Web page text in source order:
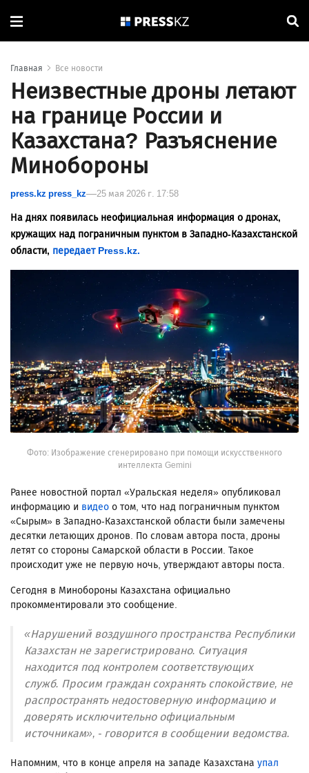
Главная Все новости
Неизвестные дроны летают
на границе России и
Казахстана? Разъяснение
Минобороны
press.kz press_kz 25 мая 2026 г. 17:58
На днях появилась неофициальная информация о дронах,
кружащих над пограничным пунктом в Западно-Казахстанской
области, передает Press.kz.
Фото: Изображение сгенерировано при помощи искусственного
интеллекта Gemini
Ранее новостной портал «Уральская неделя» опубликовал
информацию и видео о том, что над пограничным пунктом
«Сырым» в Западно-Казахстанской области были замечены
десятки летающих дронов. По словам автора поста, дроны
летят со стороны Самарской области в России. Такое
происходит уже не первую ночь, утверждают авторы поста.
Сегодня в Минобороны Казахстана официально
прокомментировали это сообщение.
«Нарушений воздушного пространства Республики
Казахстан не зарегистрировано. Ситуация
находится под контролем соответствующих
служб. Просим граждан сохранять спокойствие, не
распространять недостоверную информацию и
доверять исключительно официальным
источникам», - говорится в сообщении ведомства.
Напомним, что в конце апреля на западе Казахстана упал